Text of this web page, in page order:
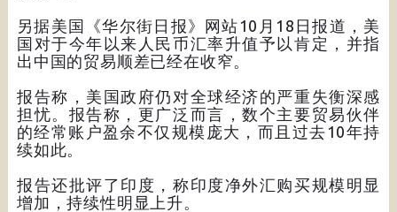
另据美国《华尔街日报》网站10月18日报道，美
国对于今年以来人民币汇率升值予以肯定，并指
出中国的贸易顺差已经在收窄。
报告称，美国政府仍对全球经济的严重失衡深感
担忧。报告称，更广泛而言，数个主要贸易伙伴
的经常账户盈余不仅规模庞大，而且过去10年持
续如此。
报告还批评了印度，称印度净外汇购买规模明显
增加，持续性明显上升。